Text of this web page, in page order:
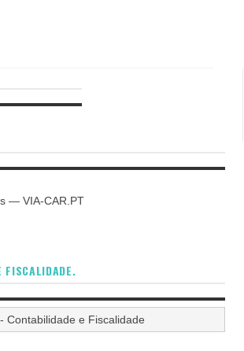
FISCALIDADE.